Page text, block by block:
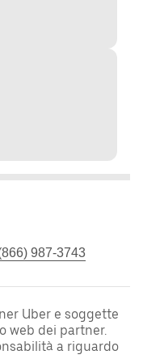
987-3743
Uber e soggette
web dei partner.
a riguardo